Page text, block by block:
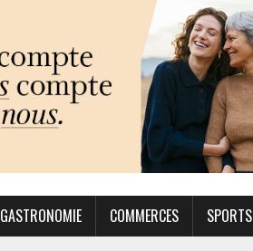
GASTRONOMIE COMMERCES SPORTS